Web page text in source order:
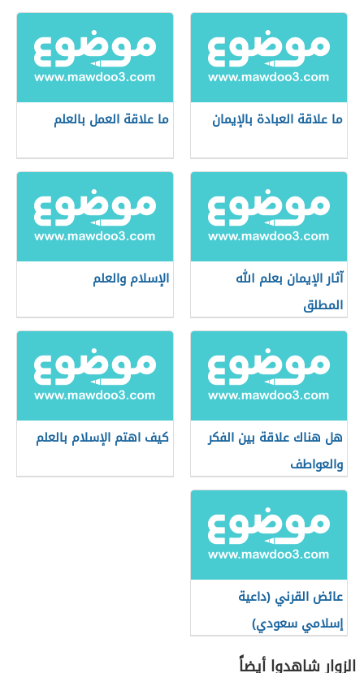
ما علاقة العبادة بالإيمان ما علاقة العمل بالعلم
آثار الإيمان بعلم الله
المطلق
الإسلام والعلم
هل هناك علاقة بين الفكر
والعواطف
كيف اهتم الإسلام بالعلم
عائض القرني (داعية
إسلامي سعودي)
الزوار شاهدوا أيضاً